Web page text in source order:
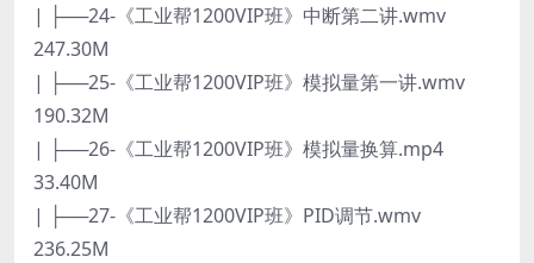
| ├──24-《工业帮1200VIP班》中断第二讲.wmv
247.30M
| ├──25-《工业帮1200VIP班》模拟量第一讲.wmv
190.32M
| ├──26-《工业帮1200VIP班》模拟量换算.mp4
33.40M
| ├──27-《工业帮1200VIP班》PID调节.wmv
236.25M